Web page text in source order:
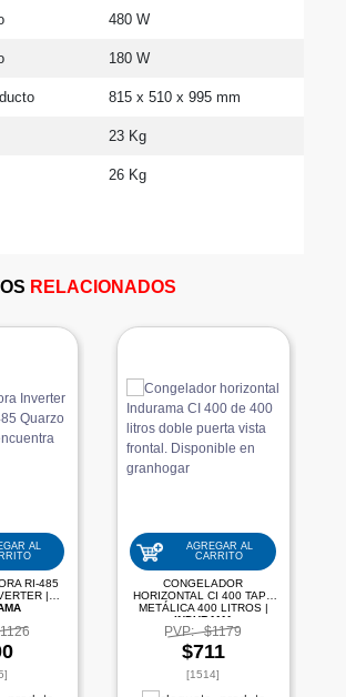
480 W
180 W
815 x 510 x 995 mm
23 Kg
26 Kg
RELACIONADOS
AL
RI-485
AGREGAR AL
CARRITO
CONGELADOR
HORIZONTAL CI 400 TAPA
INDURAMA
PVP: $1179
$711
[1514]